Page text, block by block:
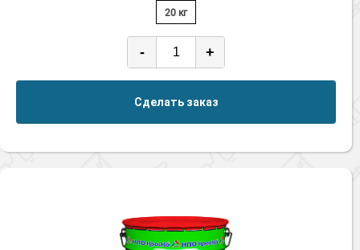
20 кг
- +
Сделать заказ